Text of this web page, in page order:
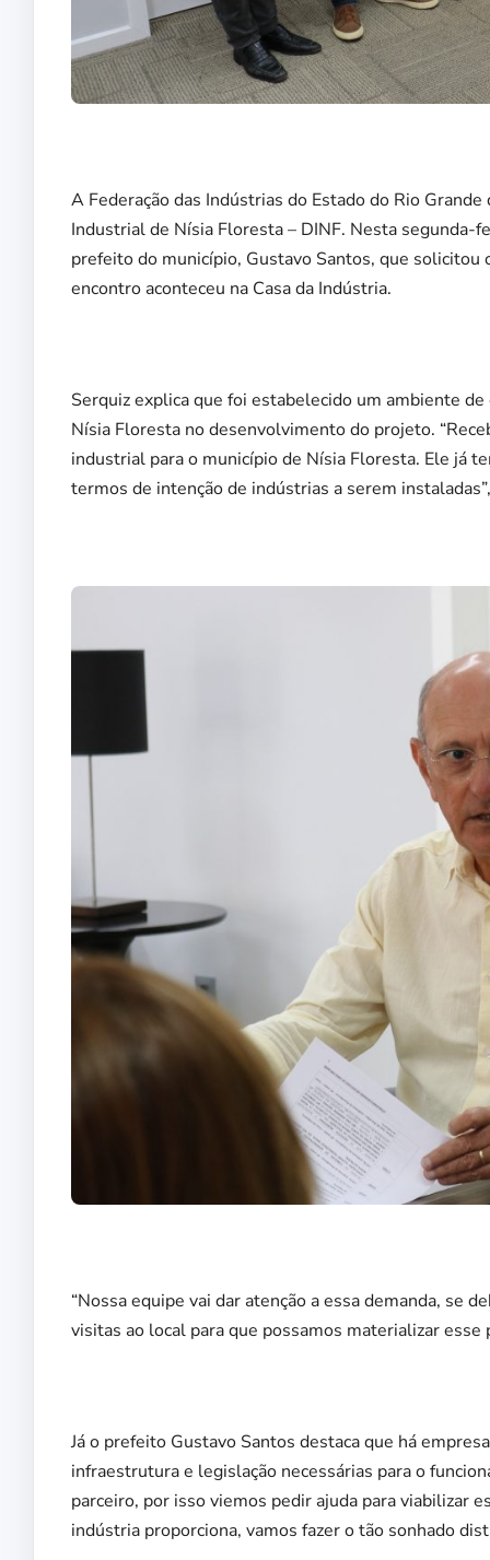
A Federação das Indústrias do Estado do Rio
Industrial de Nísia Floresta – DINF. Nesta segunda-
prefeito do município, Gustavo Santos, que solicitou
encontro aconteceu na Casa da Indústria.
Serquiz explica que foi estabelecido um ambiente
Nísia Floresta no desenvolvimento do projeto.
industrial para o município de Nísia Floresta. Ele já
termos de intenção de indústrias a serem
“Nossa equipe vai dar atenção a essa demanda, se
visitas ao local para que possamos materializar
Já o prefeito Gustavo Santos destaca que há
infraestrutura e legislação necessárias para o
parceiro, por isso viemos pedir ajuda para viabilizar
indústria proporciona, vamos fazer o tão sonhado